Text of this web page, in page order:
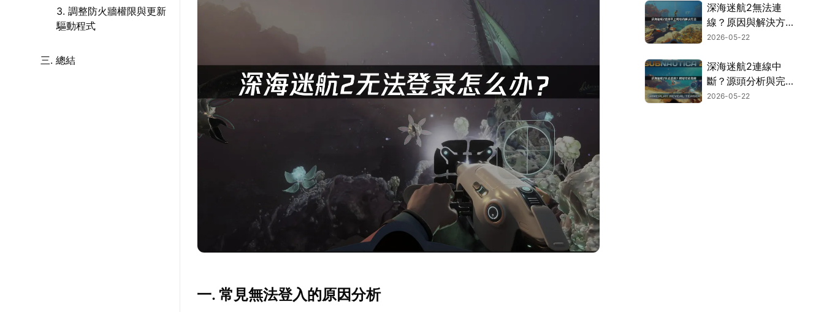
3. 調整防火牆權限與更新
驅動程式
三. 總結
一. 常見無法登入的原因分析
深海迷航2無法連
線？原因與解決方法
一次看！
2026-05-22
深海迷航2連線中
斷？源頭分析與完整
解決方案大公開！
2026-05-22